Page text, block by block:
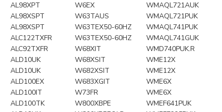
AL98XPT
W6EX
WMAQL721AUK
AL98XSPT
W63TAUS
WMAQL721PUK
AL98XSPT
W63TEX50-60HZ
WMAQL741PUK
ALC122TXFR
W63TEX50-60HZ
WMAQL741GUK
ALC92TXFR
W68XIT
WMD740PUK.R
ALD10UK
W68XSIT
WME12X
ALD10UK
W682XSIT
WME12X
ALD100EX
W683XGIT
WME6X
ALD100IT
W73FR
WME6X
ALD100TK
W800XBPE
WMEF641PUK